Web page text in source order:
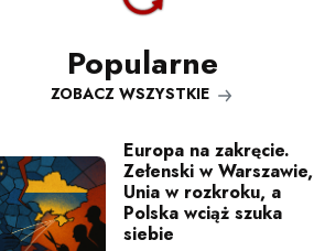
Popularne
ZOBACZ WSZYSTKIE
Europa na zakręcie.
Zełenski w Warszawie,
Unia w rozkroku, a
Polska wciąż szuka
siebie